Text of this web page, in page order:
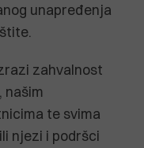
unapređenja
zahvalnost
našim
te svima
njezi i podršci